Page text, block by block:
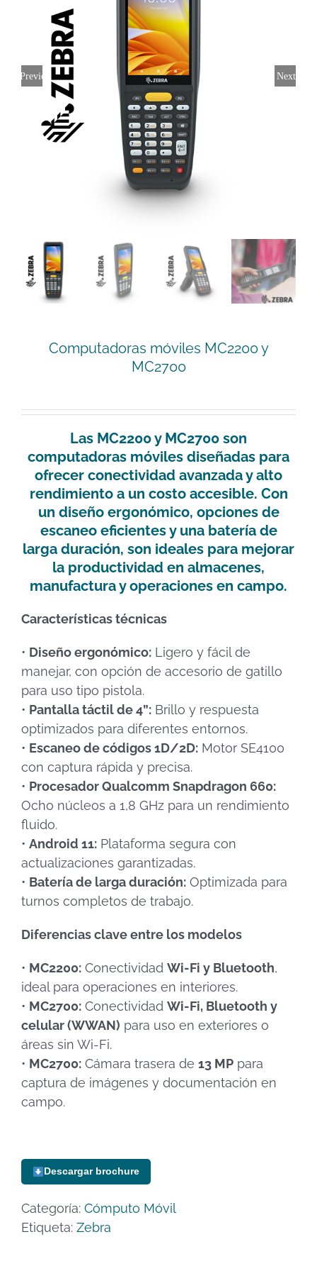
Previous Next
Computadoras móviles MC2200 y
MC2700
Las MC2200y MC2700 son
computadoras móviles diseñadas para
ofrecer conectividad avanzada y alto
rendimiento a un costo accesible. Con
un diseño ergonómico, opciones de
escaneo eficientes y una batería de
larga duración, son ideales para mejorar
la productividad en almacenes,
manufactura y operaciones en campo.
Características técnicas
• Diseño ergonómico: Ligero y fácil de
manejar, con opción de accesorio de gatillo
para uso tipo pistola.
• Pantalla táctil de 4”: Brillo y respuesta
optimizados para diferentes entornos.
• Escaneo de códigos 1D/2D: Motor SE4100
con captura rápida y precisa.
• Procesador Qualcomm Snapdragon 660:
Ocho núcleos a 1,8 GHz para un rendimiento
fluido.
• Android 11: Plataforma segura con
actualizaciones garantizadas.
• Batería de larga duración: Optimizada para
turnos completos de trabajo.
Diferencias clave entre los modelos
• MC2200: Conectividad Wi-Fi y Bluetooth,
ideal para operaciones en interiores.
• MC2700: Conectividad Wi-Fi, Bluetooth y
celular (WWAN) para uso en exteriores o
áreas sin Wi-Fi.
• MC2700: Cámara trasera de 13 MP para
captura de imágenes y documentación en
campo.
Descargar brochure
Categoría: Cómputo Móvil
Etiqueta: Zebra